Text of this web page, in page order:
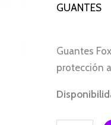
GUANTES
Guantes
protección
BLANCO
cantidad